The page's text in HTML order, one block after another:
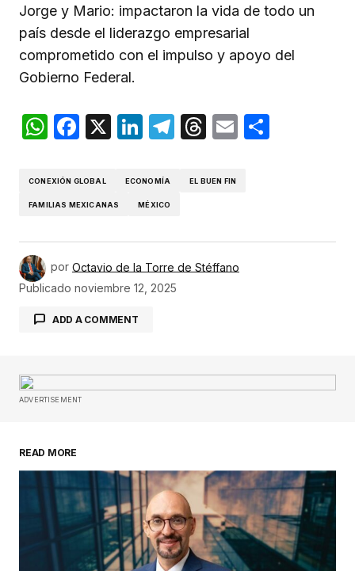
Jorge y Mario: impactaron la vida de todo un
país desde el liderazgo empresarial
comprometido con el impulso y apoyo del
Gobierno Federal.
WhatsApp
Facebook
X LinkedIn
Telegram
Threads
Email
CONEXIÓN GLOBAL ECONOMÍA EL BUEN FIN
FAMILIAS MEXICANAS MÉXICO
por Octavio de la Torre de Stéffano
Publicado noviembre 12, 2025
ADD A COMMENT
Tu dirección de correo electrónico no será
publicada.
Su nombre*
ADVERTISEMENT
READ MORE